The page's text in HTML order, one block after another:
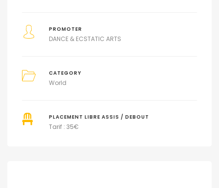
PROMOTER
DANCE & ECSTATIC ARTS
CATEGORY
World
PLACEMENT LIBRE ASSIS / DEBOUT
Tarif : 35€